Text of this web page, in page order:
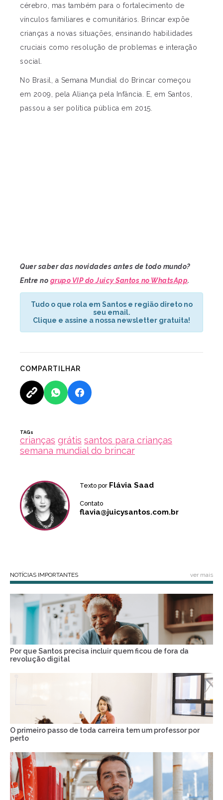
cérebro, mas também para o fortalecimento de
vínculos familiares e comunitários. Brincar expõe
crianças a novas situações, ensinando habilidades
cruciais como resolução de problemas e interação
social.
No Brasil, a Semana Mundial do Brincar começou
em 2009, pela Aliança pela Infância. E, em Santos,
passou a ser política pública em 2015.
Quer saber das novidades antes de todo mundo?
Entre no grupo VIP do Juicy Santos no WhatsApp.
Tudo o que rola em Santos e região direto no
seu email.
Clique e assine a nossa newsletter gratuita!
COMPARTILHAR
TAGs
crianças grátis santos para crianças
semana mundial do brincar
Texto por Flávia Saad
Contato
flavia@juicysantos.com.br
NOTÍCIAS IMPORTANTES ver mais
Por que Santos precisa incluir quem ficou de fora da
revolução digital
O primeiro passo de toda carreira tem um professor por
perto